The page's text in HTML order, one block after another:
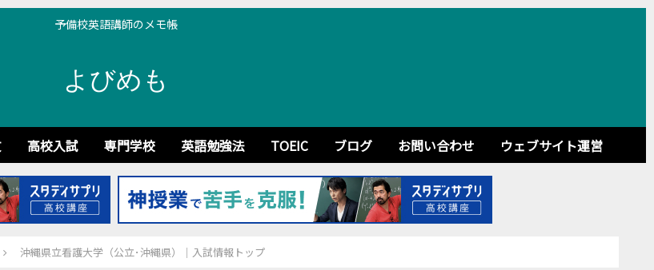
予備校英語講師のメモ帳
よびめも
高校入試 専門学校 英語勉強法 TOEIC ブログ お問い合わせ ウェブサイト運営
沖縄県立看護大学（公立･沖縄県）｜入試情報トップ